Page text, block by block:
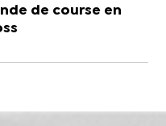
de course en